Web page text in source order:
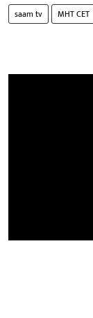
saam tv MHT CET